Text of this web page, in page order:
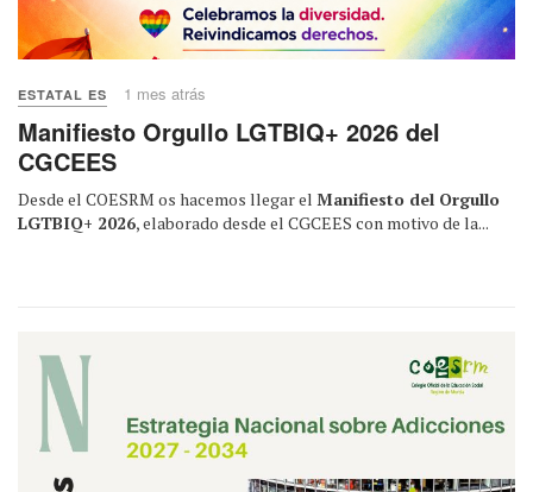
ESTATAL ES 1 mes atrás
Manifiesto Orgullo LGTBIQ+ 2026 del
CGCEES
Desde el COESRM os hacemos llegar el Manifiesto del Orgullo
LGTBIQ+ 2026, elaborado desde el CGCEES con motivo de la...